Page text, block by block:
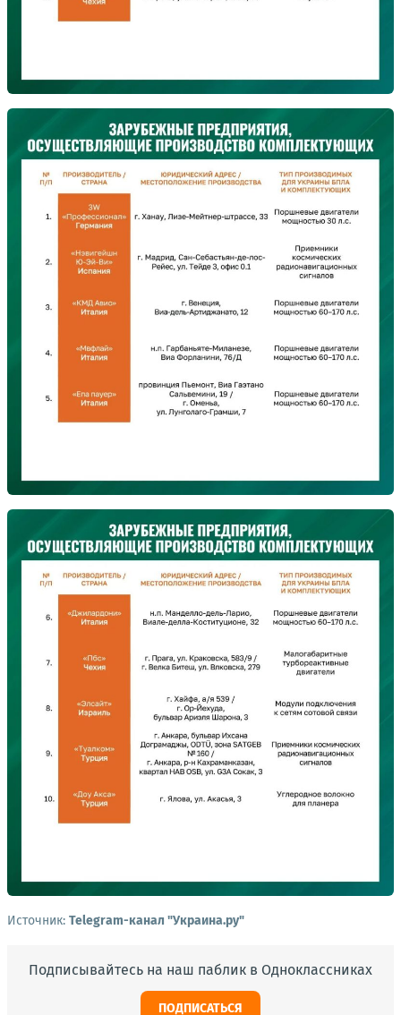
Источник: Telegram-канал "Украина.ру"
Подписывайтесь на наш паблик в Одноклассниках
ПОДПИСАТЬСЯ